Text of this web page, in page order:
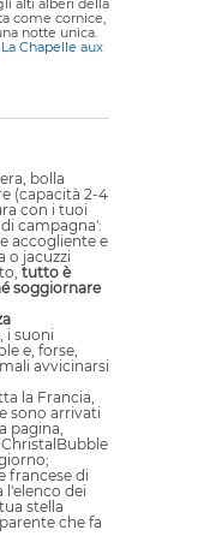
alti alberi della
come cornice,
notte unica.
Chapelle aux
bolla
(capacità 2-4
con i tuoi
campagna':
accogliente e
o jacuzzi
tutto è
soggiornare
i suoni
e, forse,
avvicinarsi
la Francia,
sono arrivati
pagina,
francese di
l'elenco dei
stella
che fa